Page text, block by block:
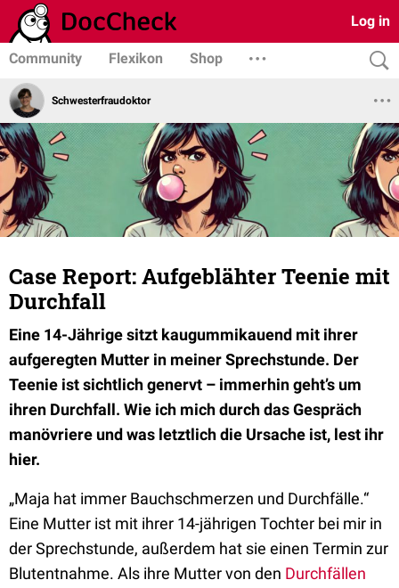
Log in
Community Flexikon Shop
Schwesterfraudoktor
Case Report: Aufgeblähter Teenie mit
Durchfall
Eine 14-Jährige sitzt kaugummikauend mit ihrer
aufgeregten Mutter in meiner Sprechstunde. Der
Teenie ist sichtlich genervt – immerhin geht’s um
ihren Durchfall. Wie ich mich durch das Gespräch
manövriere und was letztlich die Ursache ist, lest ihr
hier.
„Maja hat immer Bauchschmerzen und Durchfälle.“
Eine Mutter ist mit ihrer 14-jährigen Tochter bei mir in
der Sprechstunde, außerdem hat sie einen Termin zur
Blutentnahme. Als ihre Mutter von den Durchfällen